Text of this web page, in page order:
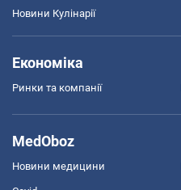
Новини Кулінарії
Економіка
Ринки та компанії
MedOboz
Новини медицини